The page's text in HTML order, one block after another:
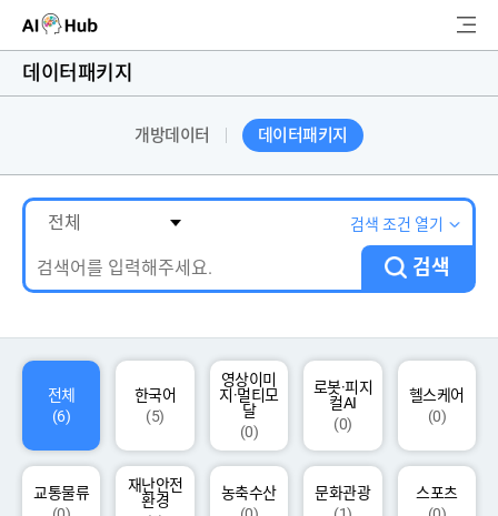
AI-Hub
AI 데이터찾기
AI 허브소개
AI 개발지원
고객지원
색
데이터패키지
개방데이터 데이터패키지
검색 조건 열기
검색
전체
(6)
한국어
(5)
영상이미
지·멀티모
달
(0)
로봇·피지
컬AI
(0)
헬스케어
(0)
교통물류
재난안전
환경
농축수산
문화관광
스포츠